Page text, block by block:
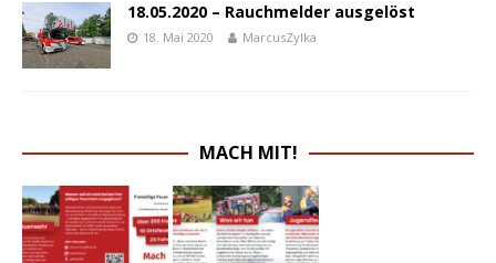
18.05.2020 – Rauchmelder ausgelöst
18. Mai 2020 MarcusZylka
MACH MIT!